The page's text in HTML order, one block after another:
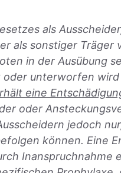
als
als sonstiger Träger
in der Ausübung
unterworfen wird
eine
oder
jedoch
können. Eine
Inanspruchnahme